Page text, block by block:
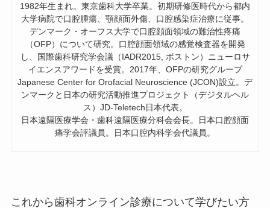
1982年生まれ。東京歯科大学卒業。初期研修医時代から都内
大学病院で口腔腫瘍、顎顔面外傷、口腔感染症治療に従事。
デンマーク・オーフス大学で口腔顔面領域の難治性疼痛
（OFP）について研究。口腔顔面領域の感覚検査器を開発
し、国際歯科研究学会議（IADR2015, ボストン）ニューロサ
イエンスアワードを受賞。2017年、OFPの研究グループ
Japanese Center for Orofacial Neuroscience (JCON)設立。デ
ンマークと日本の研究活動推進プロジェクト（デジタルヘル
ス）JD-Teletech日本代表。
日本遠隔医療学会・歯科遠隔医療分科会会長。日本口腔顔面
痛学会評議員。日本口腔内科学会代議員。
これから歯科オンライン診療について学びたい方